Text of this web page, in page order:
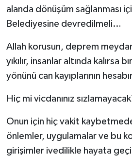
alanda dönüşüm sağlanması
Belediyesine devredilmeli…
Allah korusun, deprem
yıkılır, insanlar altında kalırsa
yönünü can kayıplarının
Hiç mi vicdanınız
Onun için hiç vakit
önlemler, uygulamalar ve bu
girişimler ivedilikle hayata